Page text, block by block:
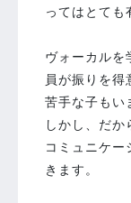
ってはとても
ヴォーカルを
員が振りを得
苦手な子もい
しかし、だか
コミュニケー
きます。